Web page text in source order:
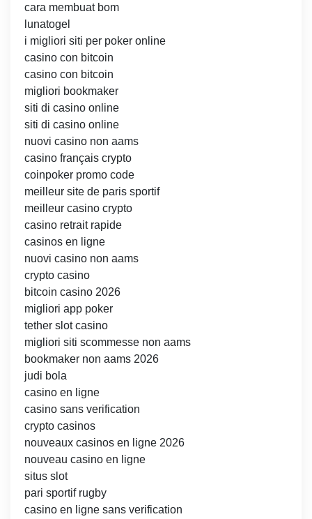
cara membuat bom
lunatogel
i migliori siti per poker online
casino con bitcoin
casino con bitcoin
migliori bookmaker
siti di casino online
siti di casino online
nuovi casino non aams
casino français crypto
coinpoker promo code
meilleur site de paris sportif
meilleur casino crypto
casino retrait rapide
casinos en ligne
nuovi casino non aams
crypto casino
bitcoin casino 2026
migliori app poker
tether slot casino
migliori siti scommesse non aams
bookmaker non aams 2026
judi bola
casino en ligne
casino sans verification
crypto casinos
nouveaux casinos en ligne 2026
nouveau casino en ligne
situs slot
pari sportif rugby
casino en ligne sans verification